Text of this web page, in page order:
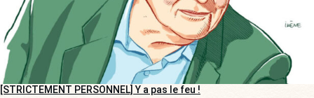
[STRICTEMENT PERSONNEL] Y a pas le feu !